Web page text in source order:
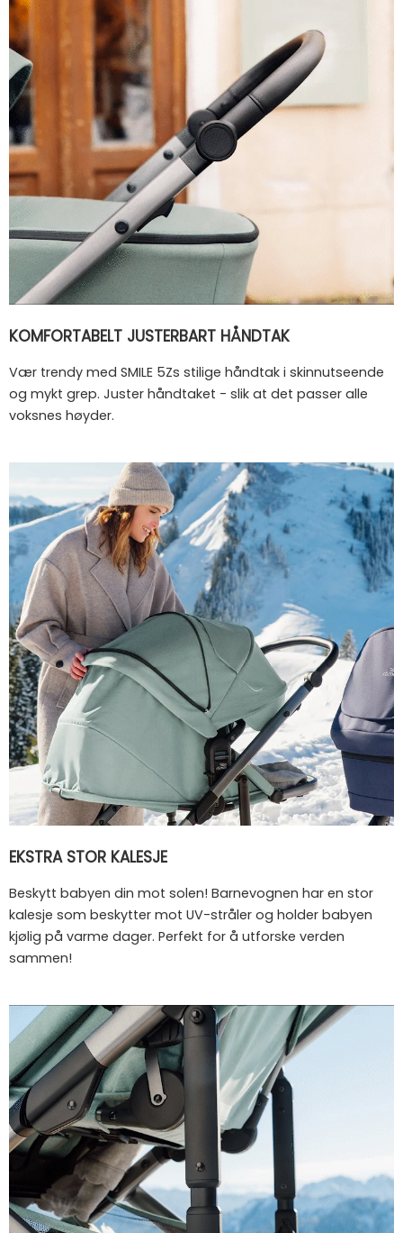
KOMFORTABELT JUSTERBART HÅNDTAK
Vær trendy med SMILE 5Zs stilige håndtak i skinnutseende
og mykt grep. Juster håndtaket - slik at det passer alle
voksnes høyder.
EKSTRA STOR KALESJE
Beskytt babyen din mot solen! Barnevognen har en stor
kalesje som beskytter mot UV-stråler og holder babyen
kjølig på varme dager. Perfekt for å utforske verden
sammen!